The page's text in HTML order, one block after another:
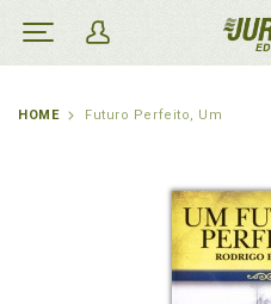
HOME Futuro Perfeito, Um